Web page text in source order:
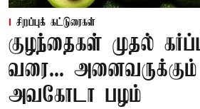
சிறப்புக் கட்டுரைகள்
குழந்தைகள் முதல்
வரை...
அவகோடா பழம்